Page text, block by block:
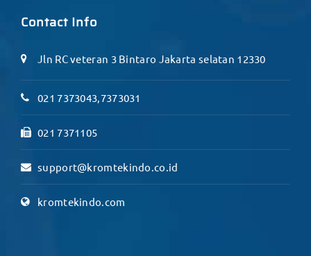
Contact Info
Jln RC veteran 3 Bintaro Jakarta selatan 12330
021 7373043,7373031
021 7371105
support@kromtekindo.co.id
kromtekindo.com